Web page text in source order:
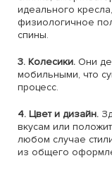
идеального
физиологичное
спины.
3. Колесики. Они
мобильными, что
процесс.
4. Цвет и дизайн.
вкусам или
любом случае
из общего